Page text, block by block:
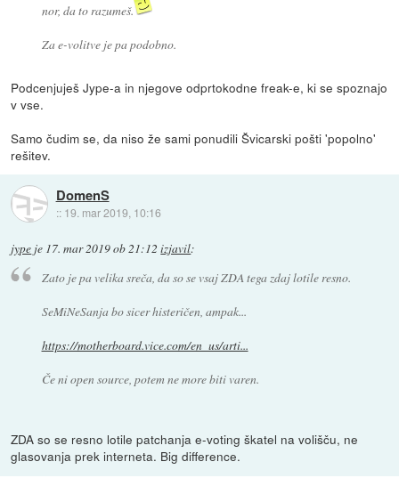
nor, da to razumeš.
Za e-volitve je pa podobno.
Podcenjuješ Jype-a in njegove odprtokodne freak-e, ki se spoznajo
v vse.
Samo čudim se, da niso že sami ponudili Švicarski pošti 'popolno'
rešitev.
DomenS
:: 19. mar 2019, 10:16
jype je 17. mar 2019 ob 21:12 izjavil:
Zato je pa velika sreča, da so se vsaj ZDA tega zdaj lotile resno.
SeMiNeSanja bo sicer histeričen, ampak...
https://motherboard.vice.com/en_us/arti...
Če ni open source, potem ne more biti varen.
ZDA so se resno lotile patchanja e-voting škatel na volišču, ne
glasovanja prek interneta. Big difference.